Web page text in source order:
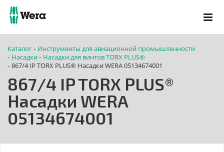
Каталог - Инструменты для авиационной промышленности
- Насадки - Насадки для винтов TORX PLUS®
- 867/4 IP TORX PLUS® Насадки WERA 05134674001
867/4 IP TORX PLUS®
Насадки WERA
05134674001